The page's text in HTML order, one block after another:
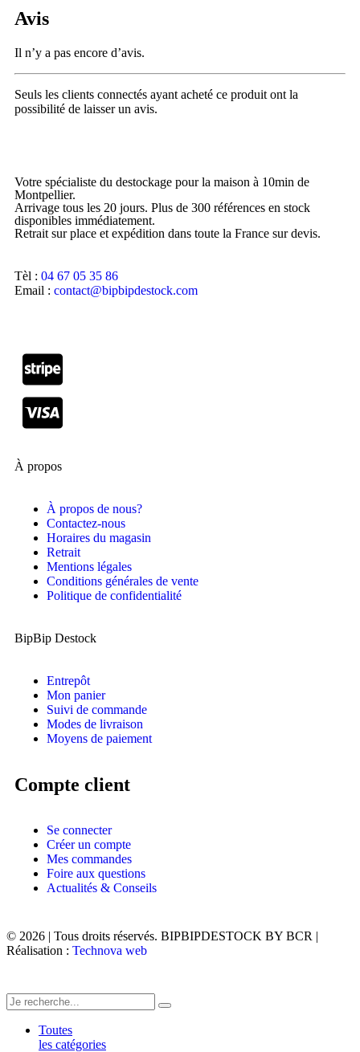
Avis
Il n’y a pas encore d’avis.
Seuls les clients connectés ayant acheté ce produit ont la
possibilité de laisser un avis.
Votre spécialiste du destockage pour la maison à 10min de
Montpellier.
Arrivage tous les 20 jours. Plus de 300 références en stock
disponibles immédiatement.
Retrait sur place et expédition dans toute la France sur devis.
Tèl : 04 67 05 35 86
Email : contact@bipbipdestock.com
À propos
À propos de nous?
Contactez-nous
Horaires du magasin
Retrait
Mentions légales
Conditions générales de vente
Politique de confidentialité
BipBip Destock
Entrepôt
Mon panier
Suivi de commande
Modes de livraison
Moyens de paiement
Compte client
Se connecter
Créer un compte
Mes commandes
Foire aux questions
Actualités & Conseils
© 2026 | Tous droits réservés. BIPBIPDESTOCK BY BCR |
Réalisation : Technova web
Toutes
les catégories